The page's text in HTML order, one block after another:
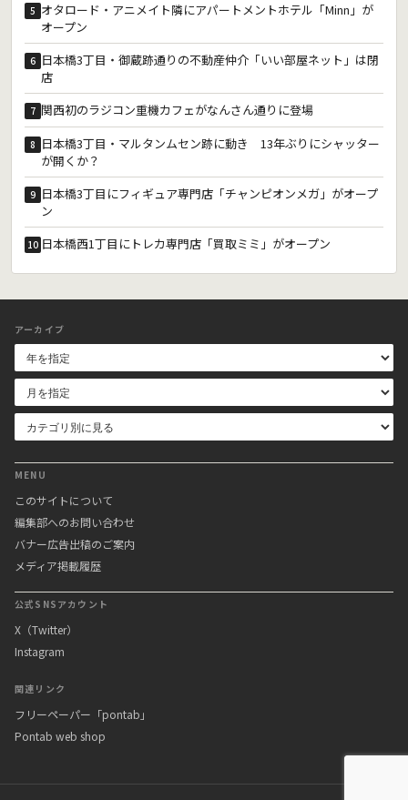
5 オタロード・アニメイト隣にアパートメントホテル「Minn」が
オープン
6 日本橋3丁目・御蔵跡通りの不動産仲介「いい部屋ネット」は閉
店
7 関西初のラジコン重機カフェがなんさん通りに登場
8 日本橋3丁目・マルタンムセン跡に動き 13年ぶりにシャッター
が開くか？
9 日本橋3丁目にフィギュア専門店「チャンピオンメガ」がオープ
ン
10 日本橋西1丁目にトレカ専門店「買取ミミ」がオープン
アーカイブ
MENU
このサイトについて
編集部へのお問い合わせ
バナー広告出稿のご案内
メディア掲載履歴
公式SNSアカウント
X（Twitter）
Instagram
関連リンク
フリーペーパー「pontab」
Pontab web shop